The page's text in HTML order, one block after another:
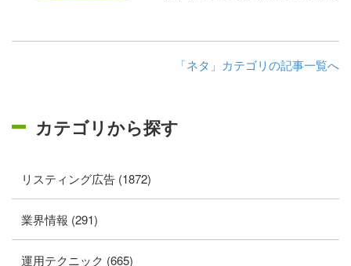
「ネタ」カテゴリの記事一覧へ
カテゴリから探す
リスティング広告 (1872)
業界情報 (291)
運用テクニック (665)